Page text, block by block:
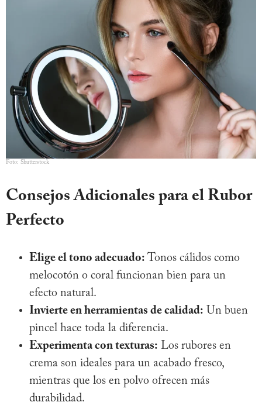
Foto: Shutterstock
Consejos Adicionales para el Rubor
Perfecto
Elige el tono adecuado: Tonos cálidos como
melocotón o coral funcionan bien para un
efecto natural.
Invierte en herramientas de calidad: Un buen
pincel hace toda la diferencia.
Experimenta con texturas: Los rubores en
crema son ideales para un acabado fresco,
mientras que los en polvo ofrecen más
durabilidad.